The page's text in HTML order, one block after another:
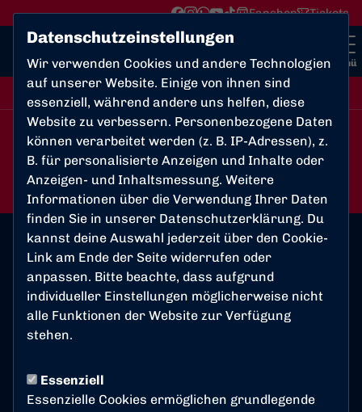
Datenschutzeinstellungen
Wir verwenden Cookies und andere Technologien
auf unserer Website. Einige von ihnen sind
essenziell, während andere uns helfen, diese
Website zu verbessern. Personenbezogene Daten
können verarbeitet werden (z. B. IP-Adressen), z.
B. für personalisierte Anzeigen und Inhalte oder
Anzeigen- und Inhaltsmessung. Weitere
Informationen über die Verwendung Ihrer Daten
finden Sie in unserer Datenschutzerklärung. Du
kannst deine Auswahl jederzeit über den Cookie-
Link am Ende der Seite widerrufen oder
anpassen. Bitte beachte, dass aufgrund
individueller Einstellungen möglicherweise nicht
alle Funktionen der Website zur Verfügung
stehen.
Essenziell
Essenzielle Cookies ermöglichen grundlegende
Fanshop Tickets
Menü
A-Junioren Mittelrheinliga
Bonner SC
U19
1:1
(1:0)
TuS Blau-Weiß
Königsdorf
A-Junioren
Spielort
Kunstrasenplatz Josefshöhe
An der Josefshöhe 50
Wegbeschreibung